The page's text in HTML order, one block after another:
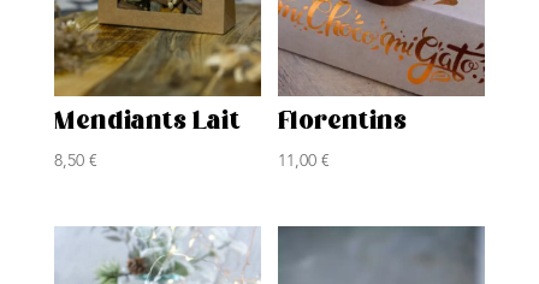
Mendiants Lait
8,50€
Florentins
11,00€